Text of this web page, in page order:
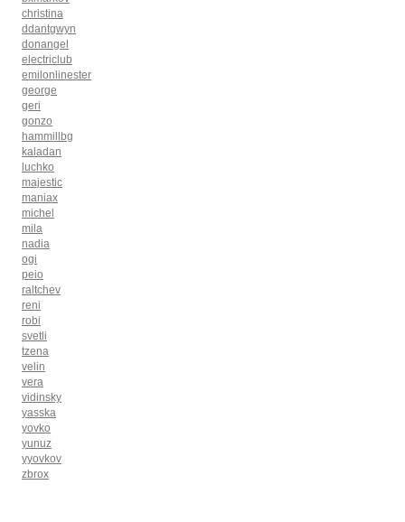
christina
ddantgwyn
donangel
electriclub
emilonlinester
george
geri
gonzo
hammillbg
kaladan
luchko
majestic
maniax
michel
mila
nadia
ogi
peio
raltchev
reni
robi
svetli
tzena
velin
vera
vidinsky
yasska
yovko
yunuz
yyovkov
zbrox